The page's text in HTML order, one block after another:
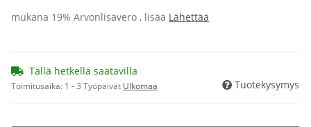
mukana 19% Arvonlisävero , lisää Lähettää
Tällä hetkellä saatavilla
Toimitusaika: 1 - 3 Työpäivät Ulkomaa Tuotekysymys